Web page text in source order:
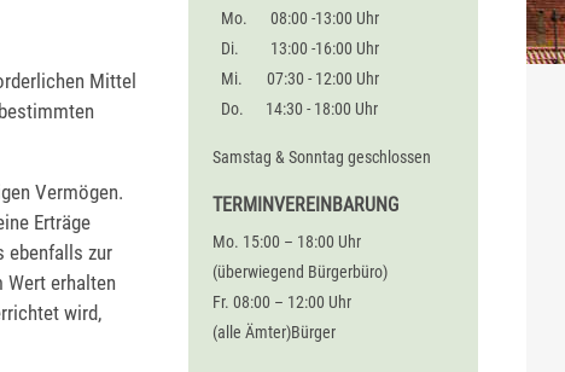
Mittel
Vermögen.
Erträge
ebenfalls zur
Wert erhalten
wird,
Mo.
08:00 -13:00 Uhr
Di.
13:00 -16:00 Uhr
Mi.
07:30 - 12:00 Uhr
Do.
14:30 - 18:00 Uhr
Samstag & Sonntag geschlossen
TERMINVEREINBARUNG
Mo. 15:00 – 18:00 Uhr
(überwiegend Bürgerbüro)
Fr. 08:00 – 12:00 Uhr
(alle Ämter)Bürger